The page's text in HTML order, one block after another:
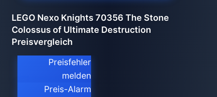
LEGO Nexo Knights 70356 The Stone
Colossus of Ultimate Destruction
Preisvergleich
Preisfehler
melden
Preis-Alarm